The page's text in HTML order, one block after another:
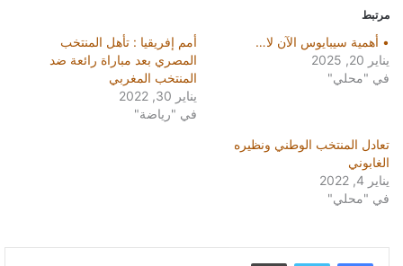
مرتبط
• أهمية سيبايوس الآن لا…
يناير 20, 2025
في "محلي"
أمم إفريقيا : تأهل المنتخب
المصري بعد مباراة رائعة ضد
المنتخب المغربي
يناير 30, 2022
في "رياضة"
تعادل المنتخب الوطني ونظيره
الغابوني
يناير 4, 2022
في "محلي"
طباعة